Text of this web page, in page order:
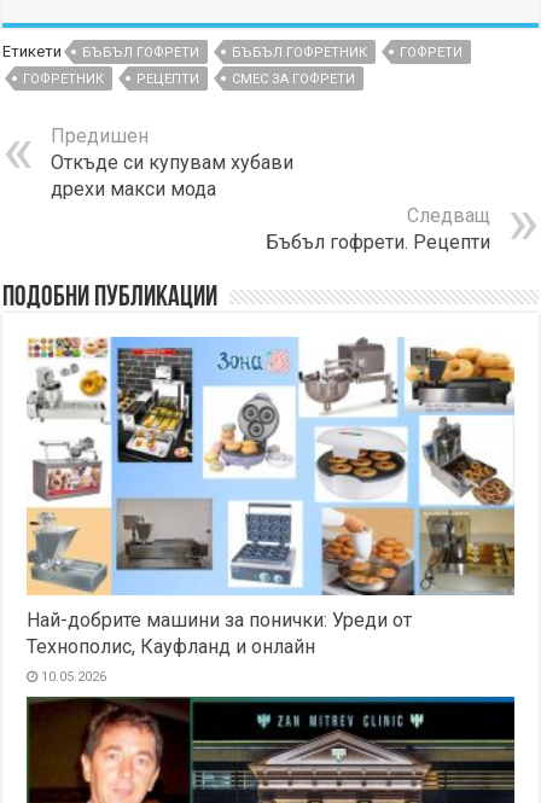
Етикети БЪБЪЛ ГОФРЕТИ БЪБЪЛ ГОФРЕТНИК
ГОФРЕТИ
ГОФРЕТНИК
РЕЦЕПТИ СМЕС ЗА ГОФРЕТИ
Предишен
Откъде си купувам хубави
дрехи макси мода
Следващ
Бъбъл гофрети. Рецепти
Подобни публикации
Най-добрите машини за понички: Уреди от
Технополис, Кауфланд и онлайн
10.05.2026